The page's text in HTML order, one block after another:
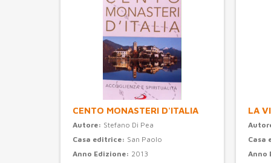
CENTO MONASTERI D'ITALIA
Autore: Stefano Di Pea
Casa editrice: San Paolo
Anno Edizione: 2013
LA
Casa
Anno